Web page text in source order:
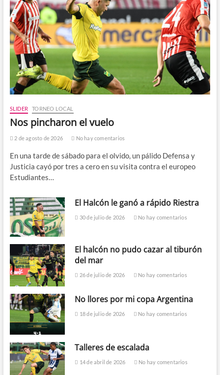
SLIDER TORNEO LOCAL
Nos pincharon el vuelo
2 de agosto de 2026 No hay comentarios
En una tarde de sábado para el olvido, un pálido Defensa y
Justicia cayó por tres a cero en su visita contra el europeo
Estudiantes…
El Halcón le ganó a rápido Riestra
30 de julio de 2026 No hay comentarios
El halcón no pudo cazar al tiburón
del mar
26 de julio de 2026 No hay comentarios
No llores por mi copa Argentina
18 de julio de 2026 No hay comentarios
Talleres de escalada
14 de abril de 2026 No hay comentarios